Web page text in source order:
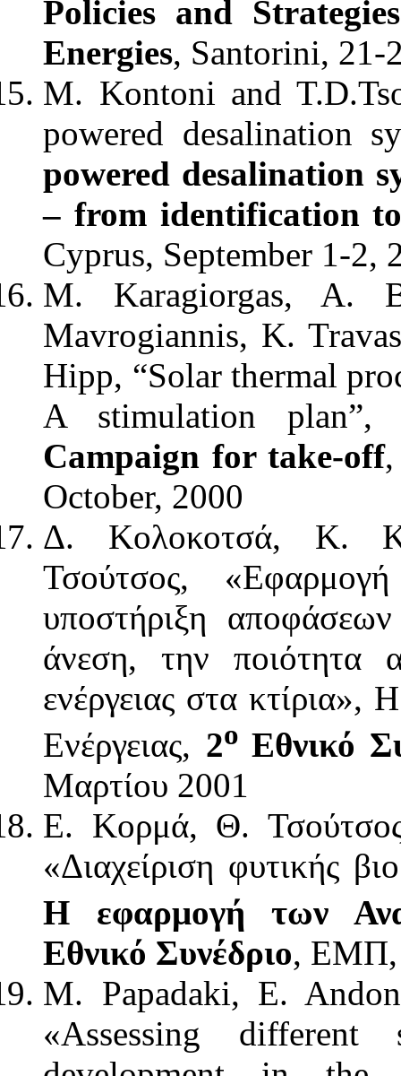
Policies and
Energies, Santorini, 21-
M. Kontoni and
powered desalination
powered desalination
– from identification
Cyprus, September 1-2,
M. Karagiorgas, A.
Mavrogiannis, K.
Hipp, “Solar thermal
A stimulation
Campaign for take-off,
October, 2000
Δ. Κολοκοτσά, Κ.
Τσούτσος,
υποστήριξη
άνεση, την ποιότητα
ενέργειας στα
Ενέργειας, 2οΕθνικό
Μαρτίου 2001
Ε. Κορμά, Θ.
«Διαχείριση φυτικής
Η εφαρμογή των
Εθνικό Συνέδριο, ΕΜΠ,
M. Papadaki, E.
«Assessing different